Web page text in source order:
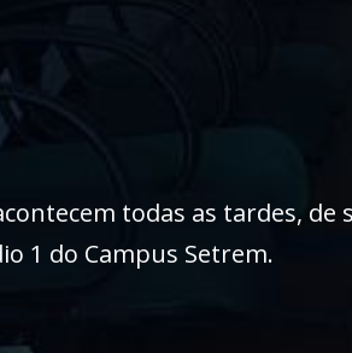
todas as tardes, de
1 do Campus Setrem.